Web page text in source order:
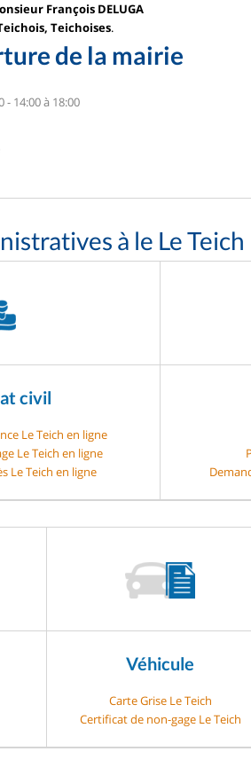
François DELUGA
Teichoises.
de la mairie
- 14:00 à 18:00
à le Le Teich
civil
Le Teich en ligne
Le Teich en ligne
Le Teich en ligne
Véhicule
Carte Grise Le Teich
Certificat de non-gage Le Teich